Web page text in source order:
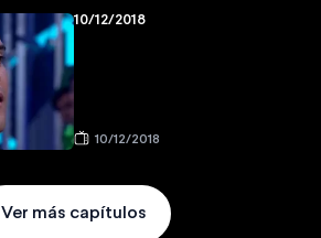
10/12/2018
10/12/2018
Ver más capítulos